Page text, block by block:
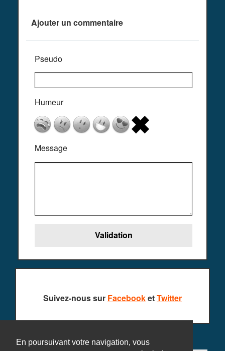
En poursuivant votre navigation, vous
Ajouter un commentaire
Pseudo
Humeur
Message
Suivez-nous sur FacebooketTwitter